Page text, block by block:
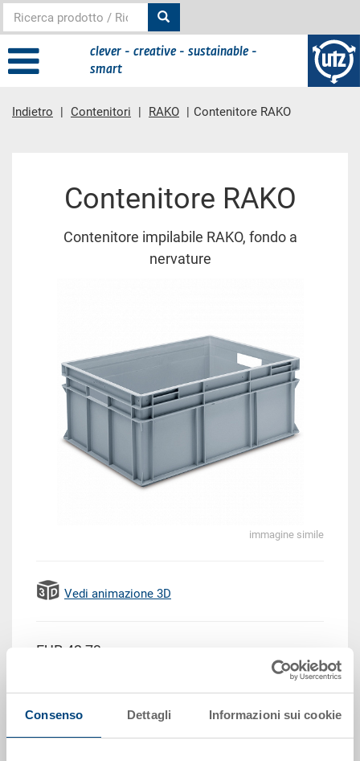
Consenso Dettagli Informazioni sui cookie
clever - creative - sustainable -
smart
Indietro Contenitori RAKO Contenitore RAKO
Contenitore RAKO
Contenitore impilabile RAKO, fondo a
nervature
immagine simile
Vedi animazione 3D
EUR 42,73
Disponbilità: su richiesta
Il prodotto non può essere ordinato online:Richiedi
offerta